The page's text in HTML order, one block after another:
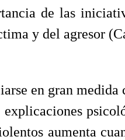
de las
y del agresor
en gran medida
aumenta